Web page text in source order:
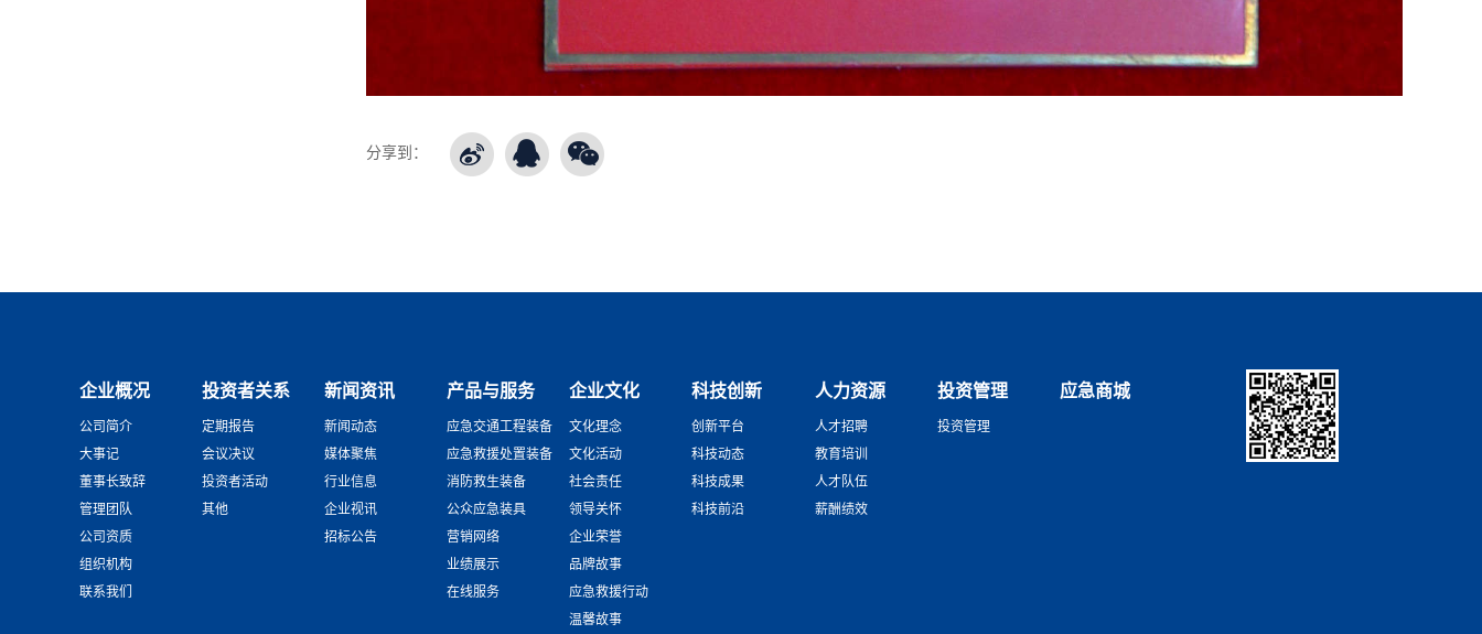
分享到：
企业概况
公司简介
大事记
董事长致辞
管理团队
公司资质
组织机构
联系我们
投资者关系
定期报告
会议决议
投资者活动
其他
新闻资讯
新闻动态
媒体聚焦
行业信息
企业视讯
招标公告
产品与服务
应急交通工程装备
应急救援处置装备
消防救生装备
公众应急装具
营销网络
业绩展示
在线服务
企业文化
文化理念
文化活动
社会责任
领导关怀
企业荣誉
品牌故事
应急救援行动
温馨故事
科技创新
创新平台
科技动态
科技成果
科技前沿
人力资源
人才招聘
教育培训
人才队伍
薪酬绩效
投资管理
投资管理
应急商城